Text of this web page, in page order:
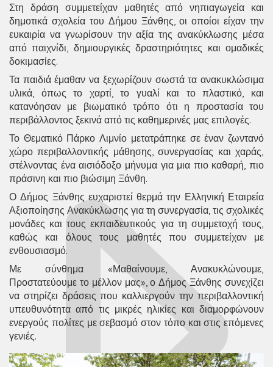
Στη δράση συμμετείχαν μαθητές από νηπιαγωγεία και
δημοτικά σχολεία του Δήμου Ξάνθης, οι οποίοι είχαν την
ευκαιρία να γνωρίσουν την αξία της ανακύκλωσης μέσα
από παιχνίδι, δημιουργικές δραστηριότητες και ομαδικές
δοκιμασίες.
Τα παιδιά έμαθαν να ξεχωρίζουν σωστά τα ανακυκλώσιμα
υλικά, όπως το χαρτί, το γυαλί και το πλαστικό, και
κατανόησαν με βιωματικό τρόπο ότι η προστασία του
περιβάλλοντος ξεκινά από τις καθημερινές μας επιλογές.
Το Θεματικό Πάρκο Λιμνίο μετατράπηκε σε έναν ζωντανό
χώρο περιβαλλοντικής μάθησης, συνεργασίας και χαράς,
στέλνοντας ένα αισιόδοξο μήνυμα για μια πιο καθαρή, πιο
πράσινη και πιο βιώσιμη Ξάνθη.
Ο Δήμος Ξάνθης ευχαριστεί θερμά την Ελληνική Εταιρεία
Αξιοποίησης Ανακύκλωσης για τη συνεργασία, τις σχολικές
μονάδες και τους εκπαιδευτικούς για τη συμμετοχή τους,
καθώς και όλους τους μαθητές που συμμετείχαν με
ενθουσιασμό.
Με σύνθημα «Μαθαίνουμε, Ανακυκλώνουμε,
Προστατεύουμε το μέλλον μας», ο Δήμος Ξάνθης συνεχίζει
να στηρίζει δράσεις που καλλιεργούν την περιβαλλοντική
υπευθυνότητα από τις μικρές ηλικίες και διαμορφώνουν
ενεργούς πολίτες με σεβασμό στον τόπο και στις επόμενες
γενιές.